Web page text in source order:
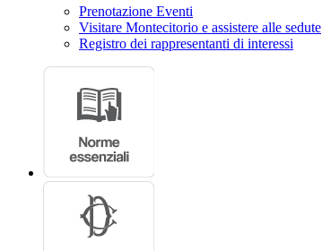
Prenotazione Eventi
Visitare Montecitorio e assistere alle sedute
Registro dei rappresentanti di interessi